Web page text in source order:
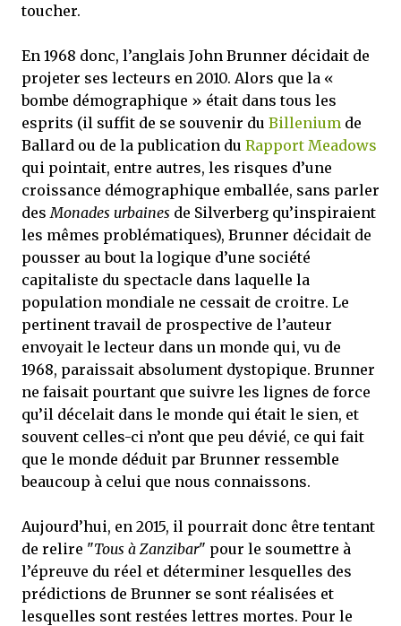
toucher.
En 1968 donc, l’anglais John Brunner décidait de
projeter ses lecteurs en 2010. Alors que la «
bombe démographique » était dans tous les
esprits (il suffit de se souvenir du Billenium de
Ballard ou de la publication du Rapport Meadows
qui pointait, entre autres, les risques d’une
croissance démographique emballée, sans parler
des Monades urbaines de Silverberg qu’inspiraient
les mêmes problématiques), Brunner décidait de
pousser au bout la logique d’une société
capitaliste du spectacle dans laquelle la
population mondiale ne cessait de croitre. Le
pertinent travail de prospective de l’auteur
envoyait le lecteur dans un monde qui, vu de
1968, paraissait absolument dystopique. Brunner
ne faisait pourtant que suivre les lignes de force
qu’il décelait dans le monde qui était le sien, et
souvent celles-ci n’ont que peu dévié, ce qui fait
que le monde déduit par Brunner ressemble
beaucoup à celui que nous connaissons.
Aujourd’hui, en 2015, il pourrait donc être tentant
de relire "Tous à Zanzibar" pour le soumettre à
l’épreuve du réel et déterminer lesquelles des
prédictions de Brunner se sont réalisées et
lesquelles sont restées lettres mortes. Pour le